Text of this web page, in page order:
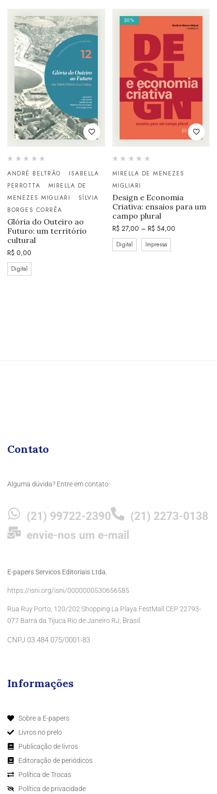
ANDRÉ BELTRÃO
ISABELLA
PERROTTA
MIRELLA DE
MENEZES MIGLIARI
SÍLVIA
BORGES CORRÊA
Glória do Outeiro ao
Futuro: um território
cultural
R$ 0,00
Digital
20%
MIRELLA DE MENEZES
MIGLIARI
Design e Economia
Criativa: ensaios para um
campo plural
R$ 27,00 – R$ 54,00
Digital Impressa
Contato
Alguma dúvida? Entre em contato:
(21) 99722-2390
(21) 2273-0138
envie-nos um e-mail
E-papers Servicos Editoriais Ltda.
https://isni.org/isni/0000000530656585
Rua Ruy Porto, 120/202 Shopping La Playa FestMall CEP 22793-
077 Barra da Tijuca Rio de Janeiro RJ, Brasil
CNPJ 03.484.075/0001-83
Informações
Sobre a E-papers
Livros no prelo
Publicação de livros
Editoração de periódicos
Política de Trocas
Política de privacidade